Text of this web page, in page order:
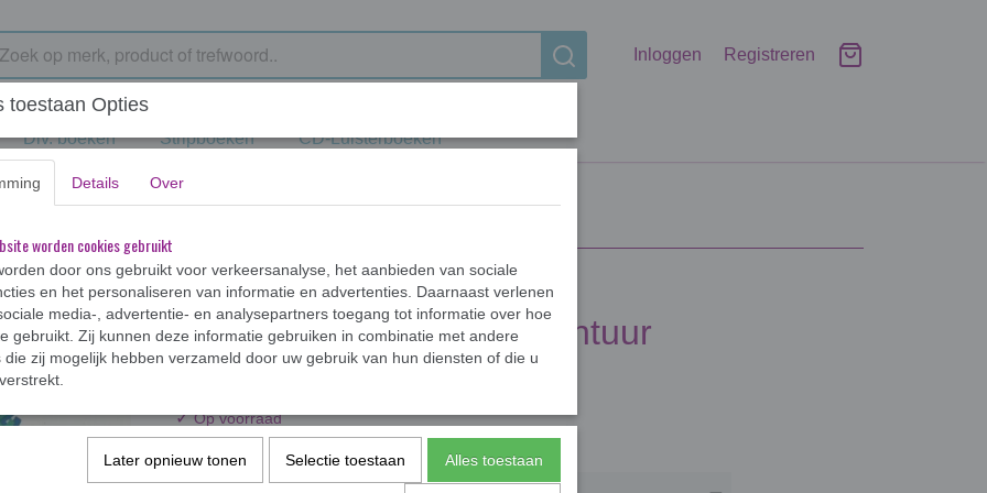
Inloggen Registreren
Div. boeken Stripboeken CD-Luisterboeken
op avontuur
Met de Kameleon op avontuur
✓Op voorraad
Uitgave Aantal
toestaan Opties
Details Over
worden cookies gebruikt
door ons gebruikt voor verkeersanalyse, het aanbieden van sociale
en het personaliseren van informatie en advertenties. Daarnaast verlenen
media-, advertentie- en analysepartners toegang tot informatie over hoe
gebruikt. Zij kunnen deze informatie gebruiken in combinatie met andere
die zij mogelijk hebben verzameld door uw gebruik van hun diensten of die u
Later opnieuw tonen Selectie toestaan Alles toestaan